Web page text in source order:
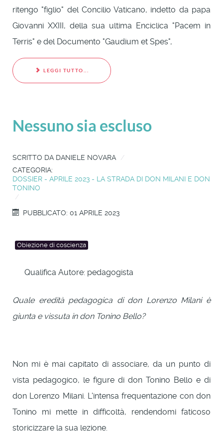
ritengo "figlio" del Concilio Vaticano, indetto da papa
Giovanni XXIII, della sua ultima Enciclica "Pacem in
Terris" e del Documento "Gaudium et Spes",
LEGGI TUTTO...
Nessuno sia escluso
SCRITTO DA DANIELE NOVARA
CATEGORIA:
DOSSIER - APRILE 2023 - LA STRADA DI DON MILANI E DON
TONINO
PUBBLICATO: 01 APRILE 2023
Obiezione di coscienza
Qualifica Autore: pedagogista
Quale eredità pedagogica di don Lorenzo Milani è
giunta e vissuta in don Tonino Bello?
Non mi è mai capitato di associare, da un punto di
vista pedagogico, le figure di don Tonino Bello e di
don Lorenzo Milani. L'intensa frequentazione con don
Tonino mi mette in difficoltà, rendendomi faticoso
storicizzare la sua lezione.